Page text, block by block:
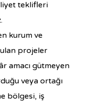
teklifleri
kurum ve
projeler
amacı gütmeyen
veya ortağı
bölgesi, iş